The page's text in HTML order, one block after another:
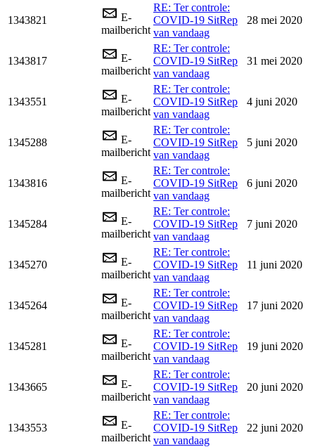
1343821
E-
mailbericht
RE: Ter controle:
COVID-19 SitRep
van vandaag
28 mei 2020
1343817
E-
mailbericht
RE: Ter controle:
COVID-19 SitRep
van vandaag
31 mei 2020
1343551
E-
mailbericht
RE: Ter controle:
COVID-19 SitRep
van vandaag
4 juni 2020
1345288
E-
mailbericht
RE: Ter controle:
COVID-19 SitRep
van vandaag
5 juni 2020
1343816
E-
mailbericht
RE: Ter controle:
COVID-19 SitRep
van vandaag
6 juni 2020
1345284
E-
mailbericht
RE: Ter controle:
COVID-19 SitRep
van vandaag
7 juni 2020
1345270
E-
mailbericht
RE: Ter controle:
COVID-19 SitRep
van vandaag
11 juni 2020
1345264
E-
mailbericht
RE: Ter controle:
COVID-19 SitRep
van vandaag
17 juni 2020
1345281
E-
mailbericht
RE: Ter controle:
COVID-19 SitRep
van vandaag
19 juni 2020
1343665
E-
mailbericht
RE: Ter controle:
COVID-19 SitRep
van vandaag
20 juni 2020
1343553
E-
mailbericht
RE: Ter controle:
COVID-19 SitRep
van vandaag
22 juni 2020